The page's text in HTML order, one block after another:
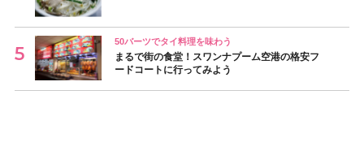
50バーツでタイ料理を味わう
まるで街の食堂！スワンナプーム空港の格安フ
ードコートに行ってみよう